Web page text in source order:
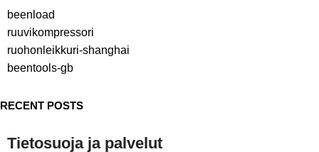
beenload
ruuvikompressori
ruohonleikkuri-shanghai
beentools-gb
RECENT POSTS
Tietosuoja ja palvelut